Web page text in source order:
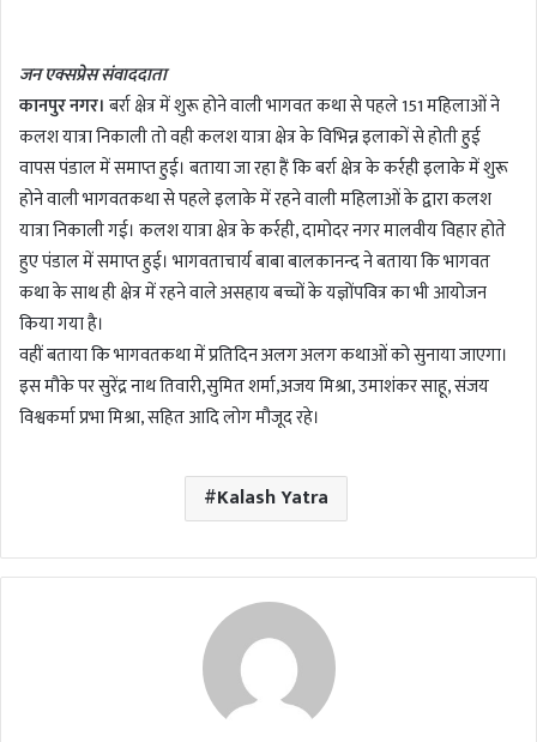
a
n
e
m
a
i
l
जन एक्सप्रेस संवाददाता
कानपुर नगर। बर्रा क्षेत्र में शुरू होने वाली भागवत कथा से पहले 151 महिलाओं ने
कलश यात्रा निकाली तो वही कलश यात्रा क्षेत्र के विभिन्न इलाकों से होती हुई
वापस पंडाल में समाप्त हुई। बताया जा रहा हैं कि बर्रा क्षेत्र के कर्रही इलाके में शुरू
होने वाली भागवतकथा से पहले इलाके में रहने वाली महिलाओं के द्वारा कलश
यात्रा निकाली गई। कलश यात्रा क्षेत्र के कर्रही, दामोदर नगर मालवीय विहार होते
हुए पंडाल में समाप्त हुई। भागवताचार्य बाबा बालकानन्द ने बताया कि भागवत
कथा के साथ ही क्षेत्र में रहने वाले असहाय बच्चों के यज्ञोंपवित्र का भी आयोजन
किया गया है।
वहीं बताया कि भागवतकथा में प्रतिदिन अलग अलग कथाओं को सुनाया जाएगा।
इस मौके पर सुरेंद्र नाथ तिवारी,सुमित शर्मा,अजय मिश्रा, उमाशंकर साहू, संजय
विश्वकर्मा प्रभा मिश्रा, सहित आदि लोग मौजूद रहे।
Kalash Yatra